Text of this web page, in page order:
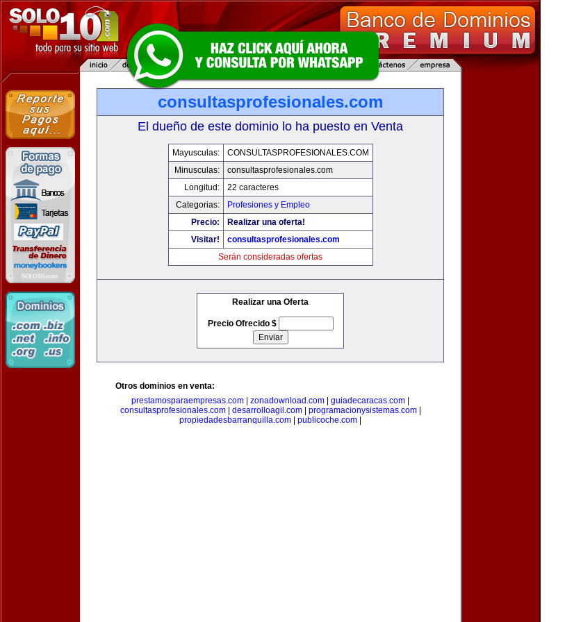
consultasprofesionales.com
El dueño de este dominio lo ha puesto en Venta
Mayusculas:
CONSULTASPROFESIONALES.COM
Minusculas:
consultasprofesionales.com
Longitud:
22 caracteres
Categorias:
Profesiones y Empleo
Precio:
Realizar una oferta!
Visitar!
consultasprofesionales.com
Serán consideradas ofertas
Realizar una Oferta
Precio Ofrecido $
Otros dominios en venta:
prestamosparaempresas.com
zonadownload.com guiadecaracas.com
consultasprofesionales.com| desarrolloagil.com| programacionysistemas.com|
propiedadesbarranquilla.com
publicoche.com